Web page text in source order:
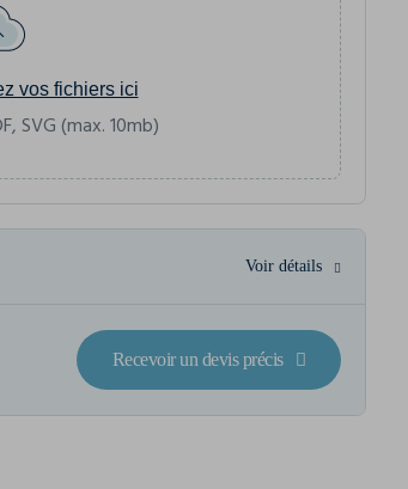
vos fichiers ici
SVG (max. 10mb)
Voir détails
Recevoir un devis précis